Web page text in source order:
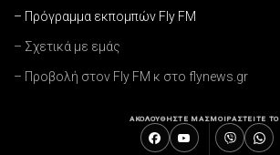
– Πρόγραμμα εκπομπών Fly FM
– Σχετικά με εμάς
– Προβολή στον Fly FM κ στο flynews.gr
ΑΚΟΛΟΥΘΗΣΤΕ ΜΑΣΜΟΙΡΑΣΤΕΙΤΕ ΤΟ